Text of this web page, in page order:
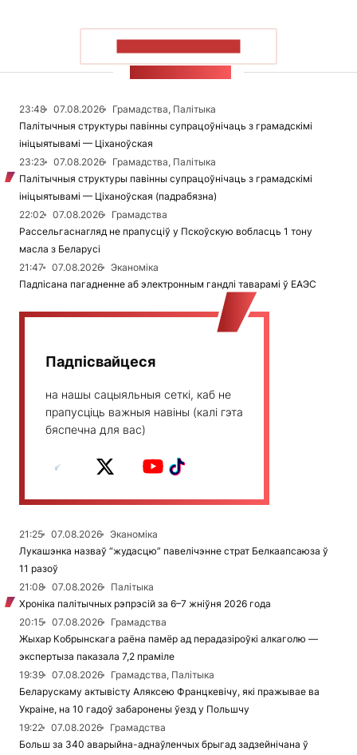
23:48 07.08.2026
Грамадства, Палітыка
Палітычныя структуры павінны супрацоўнічаць з грамадскімі
ініцыятывамі — Ціханоўская
23:23
07.08.2026
Грамадства, Палітыка
Палітычныя структуры павінны супрацоўнічаць з грамадскімі
ініцыятывамі — Ціханоўская (падрабязна)
22:02
07.08.2026
Грамадства
Рассельгаснагляд не прапусціў у Пскоўскую вобласць 1 тону
масла з Беларусі
21:47
07.08.2026
Эканоміка
Падпісана пагадненне аб электронным гандлі таварамі ў ЕАЭС
Падпісвайцеся
на нашы сацыяльныя сеткі, каб не
прапусціць важныя навіны (калі гэта
бяспечна для вас)
21:25 07.08.2026
Эканоміка
Лукашэнка назваў “жудасцю” павелічэнне страт Белкаапсаюза ў
11 разоў
21:08
07.08.2026
Палітыка
Хроніка палітычных рэпрэсій за 6–7 жніўня 2026 года
20:15
07.08.2026
Грамадства
Жыхар Кобрынскага раёна памёр ад перадазіроўкі алкаголю —
экспертыза паказала 7,2 праміле
19:39
07.08.2026
Грамадства, Палітыка
Беларускаму актывісту Аляксею Францкевічу, які пражывае ва
Украіне, на 10 гадоў забаронены ўезд у Польшчу
19:22
07.08.2026
Грамадства
Больш за 340 аварыйна-аднаўленчых брыгад задзейнічана ў